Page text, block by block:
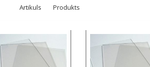
Artikuls Produkts